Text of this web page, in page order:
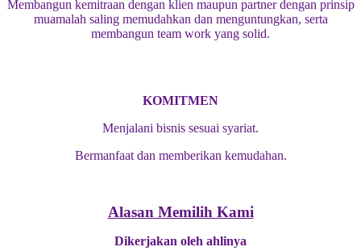
Membangun kemitraan dengan klien maupun partner dengan prinsip
muamalah saling memudahkan dan menguntungkan, serta
membangun team work yang solid.
KOMITMEN
Menjalani bisnis sesuai syariat.
Bermanfaat dan memberikan kemudahan.
Alasan Memilih Kami
Dikerjakan oleh ahlinya